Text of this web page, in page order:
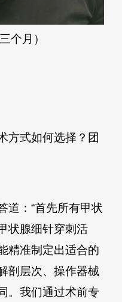
个月）
式如何选择？团
：“首先所有甲状
状腺细针穿刺活
精准制定出适合的
剖层次、操作器械
。我们通过术前专